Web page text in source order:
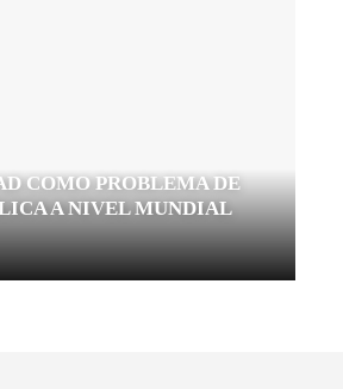
COMO PROBLEMA DE
A NIVEL MUNDIAL